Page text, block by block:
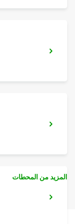
المزيد من المحطات